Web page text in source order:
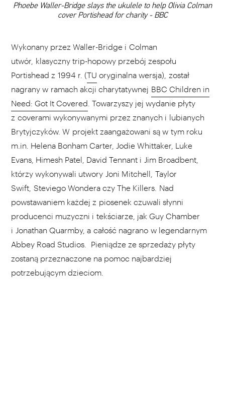
00:00
Phoebe Waller-Bridge slays the ukulele to help Olivia Colman
cover Portishead for charity - BBC
Wykonany przez Waller-Bridge i Colman
utwór, klasyczny trip-hopowy przebój zespołu
Portishead z 1994 r. (TU oryginalna wersja), został
nagrany w ramach akcji charytatywnej BBC Children in
Need: Got It Covered . Towarzyszy jej wydanie płyty
z coverami wykonywanymi przez znanych i lubianych
Brytyjczyków. W projekt zaangażowani są w tym roku
m.in. Helena Bonham Carter, Jodie Whittaker, Luke
Evans, Himesh Patel, David Tennant i Jim Broadbent,
którzy wykonywali utwory Joni Mitchell, Taylor
Swift, Steviego Wondera czy The Killers. Nad
powstawaniem każdej z piosenek czuwali słynni
producenci muzyczni i tekściarze, jak Guy Chamber
i Jonathan Quarmby, a całość nagrano w legendarnym
Abbey Road Studios. Pieniądze ze sprzedaży płyty
zostaną przeznaczone na pomoc najbardziej
potrzebującym dzieciom.